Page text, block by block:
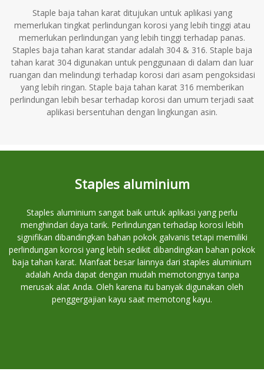
Staple baja tahan karat ditujukan untuk aplikasi yang
memerlukan tingkat perlindungan korosi yang lebih tinggi atau
memerlukan perlindungan yang lebih tinggi terhadap panas.
Staples baja tahan karat standar adalah 304 & 316. Staple baja
tahan karat 304 digunakan untuk penggunaan di dalam dan luar
ruangan dan melindungi terhadap korosi dari asam pengoksidasi
yang lebih ringan. Staple baja tahan karat 316 memberikan
perlindungan lebih besar terhadap korosi dan umum terjadi saat
aplikasi bersentuhan dengan lingkungan asin.
Staples aluminium
Staples aluminium sangat baik untuk aplikasi yang perlu
menghindari daya tarik. Perlindungan terhadap korosi lebih
signifikan dibandingkan bahan pokok galvanis tetapi memiliki
perlindungan korosi yang lebih sedikit dibandingkan bahan pokok
baja tahan karat. Manfaat besar lainnya dari staples aluminium
adalah Anda dapat dengan mudah memotongnya tanpa
merusak alat Anda. Oleh karena itu banyak digunakan oleh
penggergajian kayu saat memotong kayu.